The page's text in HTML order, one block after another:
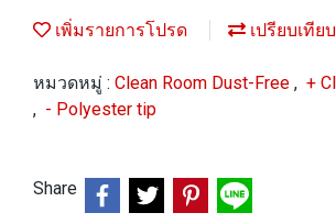
เพิ่มรายการโปรด เปรียบเทียบ
หมวดหมู่ : Clean Room Dust-Free , +
, - Polyester tip
Share